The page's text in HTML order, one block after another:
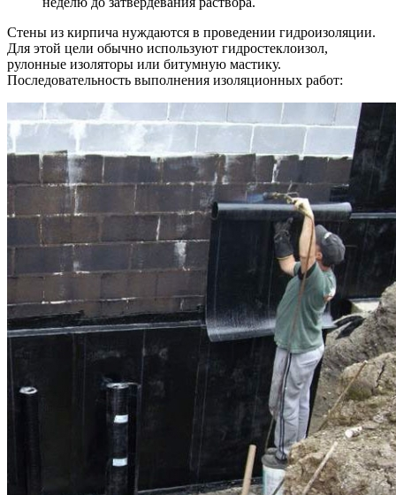
Стены из кирпича нуждаются в проведении гидроизоляции.
Для этой цели обычно используют гидростеклоизол,
рулонные изоляторы или битумную мастику.
Последовательность выполнения изоляционных работ: